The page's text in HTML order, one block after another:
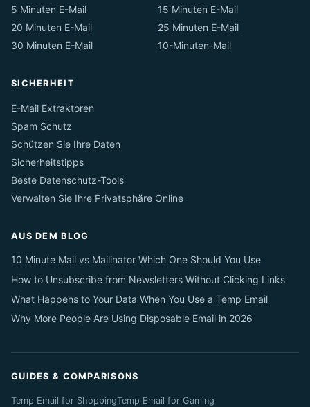
5 Minuten E-Mail
15 Minuten E-Mail
20 Minuten E-Mail
25 Minuten E-Mail
30 Minuten E-Mail
10-Minuten-Mail
SICHERHEIT
E-Mail Extraktoren
Spam Schutz
Schützen Sie Ihre Daten
Sicherheitstipps
Beste Datenschutz-Tools
Verwalten Sie Ihre Privatsphäre Online
AUS DEM BLOG
10 Minute Mail vs Mailinator Which One Should You Use
How to Unsubscribe from Newsletters Without Clicking Links
What Happens to Your Data When You Use a Temp Email
Why More People Are Using Disposable Email in 2026
GUIDES & COMPARISONS
Temp Email for ShoppingTemp Email for Gaming